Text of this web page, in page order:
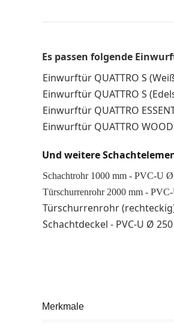
Es passen folgende
Einwurftür QUATTRO S
Einwurftür QUATTRO S
Einwurftür QUATTRO
Einwurftür QUATTRO WOOD
Und weitere
Schachtrohr 1000 mm - PVC-U
Türschurrenrohr 2000 mm -
Türschurrenrohr (rechteckig)
Schachtdeckel - PVC-U Ø
Merkmale